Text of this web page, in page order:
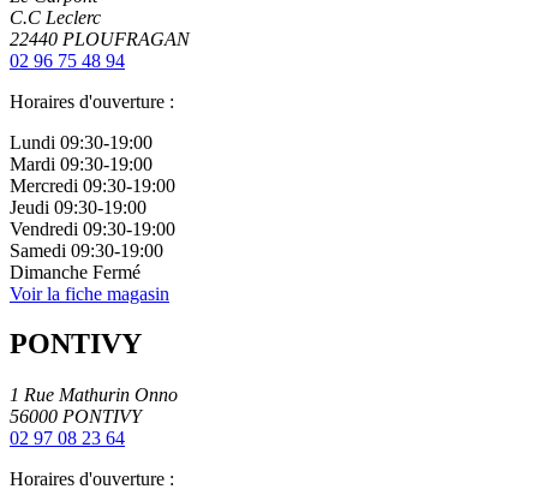
C.C Leclerc
22440 PLOUFRAGAN
02 96 75 48 94
Horaires d'ouverture :
Lundi 09:30-19:00
Mardi 09:30-19:00
Mercredi 09:30-19:00
Jeudi 09:30-19:00
Vendredi 09:30-19:00
Samedi 09:30-19:00
Dimanche Fermé
Voir la fiche magasin
PONTIVY
1 Rue Mathurin Onno
56000 PONTIVY
02 97 08 23 64
Horaires d'ouverture :